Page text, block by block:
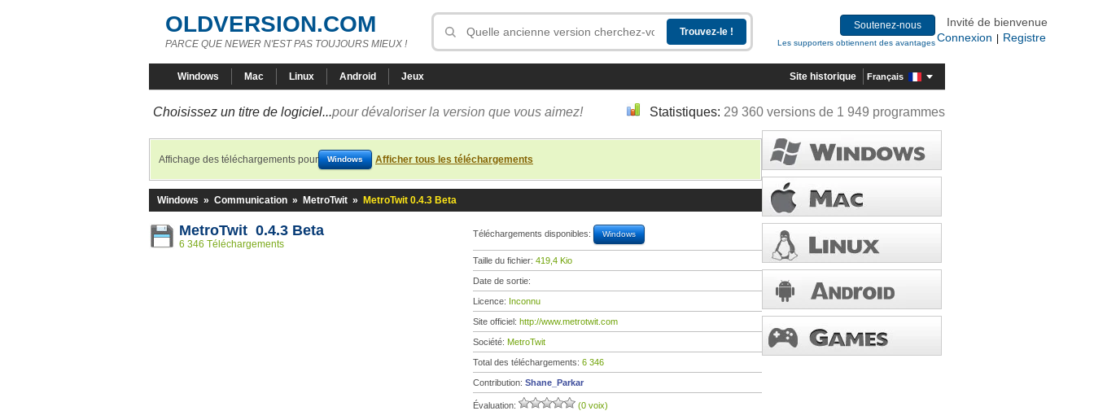
OLDVERSION.COM
PARCE QUE NEWER N'EST PAS TOUJOURS MIEUX !
Soutenez-nous
Les supporters obtiennent des avantages
Invité de bienvenue
Connexion
Registre
Windows Mac Linux Android Jeux Site historique Français
Choisissez un titre de logiciel...pour dévaloriser la version que vous aimez! Statistiques: 29 360 versions de 1 949 programmes
Affichage des téléchargements pour Windows Afficher tous les téléchargements
Windows » Communication » MetroTwit » MetroTwit 0.4.3 Beta
MetroTwit 0.4.3 Beta
6 346 Téléchargements
Téléchargements disponibles: Windows
Taille du fichier: 419,4 Kio
Date de sortie:
Licence: Inconnu
Site officiel: http://www.metrotwit.com
Société: MetroTwit
Total des téléchargements: 6 346
Contribution: Shane_Parkar
Évaluation: (0 voix)